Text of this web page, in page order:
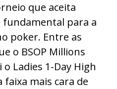
que aceita
fundamental para a
poker. Entre as
o BSOP Millions
Ladies 1-Day High
faixa mais cara de